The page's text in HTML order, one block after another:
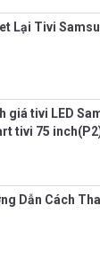
Lại Tivi
giá tivi LED
tivi 75
Dẫn Cách